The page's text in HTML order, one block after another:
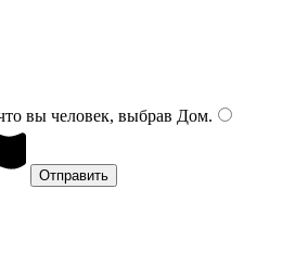
вы человек, выбрав Дом.